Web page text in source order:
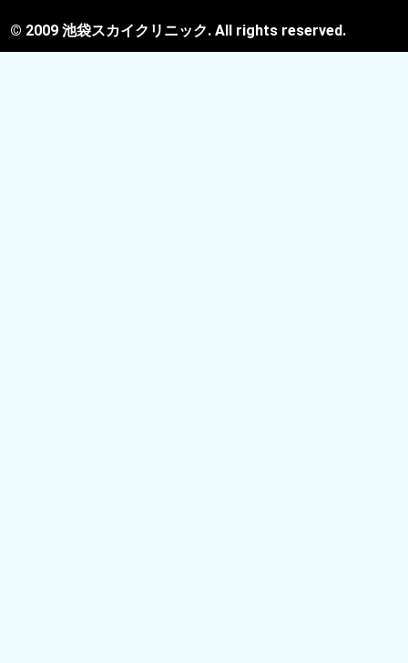
© 2009 池袋スカイクリニック. All rights reserved.